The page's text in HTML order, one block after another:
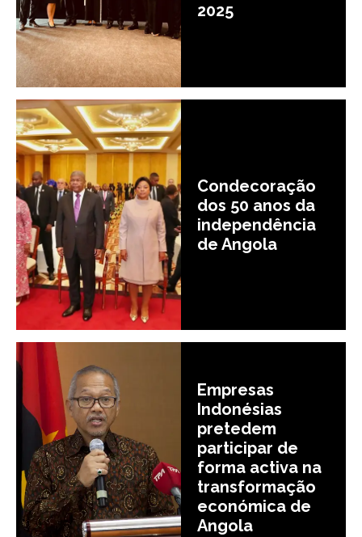
2025
Condecoração
dos 50 anos da
independência
de Angola
Empresas
Indonésias
pretedem
participar de
forma activa na
transformação
económica de
Angola